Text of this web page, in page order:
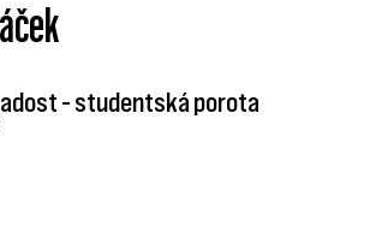
– studentská porota